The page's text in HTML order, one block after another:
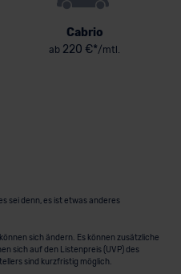
Cabrio
ab 220 €*/mtl.
sei denn, es ist etwas anderes
sich ändern. Es können zusätzliche
sich auf den Listenpreis (UVP) des
sind kurzfristig möglich.